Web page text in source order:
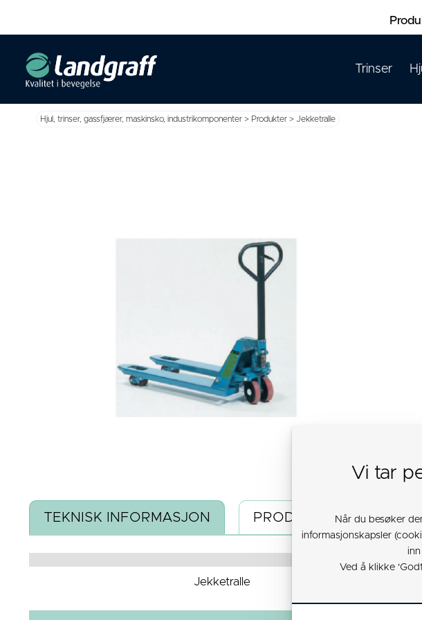
Trinser
Hjul, trinser, gassfjærer, maskinsko, industrikomponenter > Produkter > Jekketralle
TEKNISK INFORMASJON PRODUKTARK (PDF)
Jekketralle
Vi tar
Når du besøker
informasjonskapsler
Ved å klikke